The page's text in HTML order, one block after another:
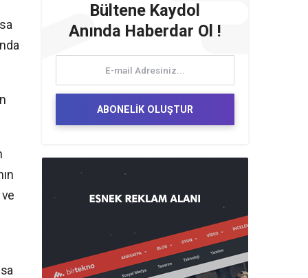
Bültene Kaydol
Anında Haberdar Ol !
ABONELİK OLUŞTUR